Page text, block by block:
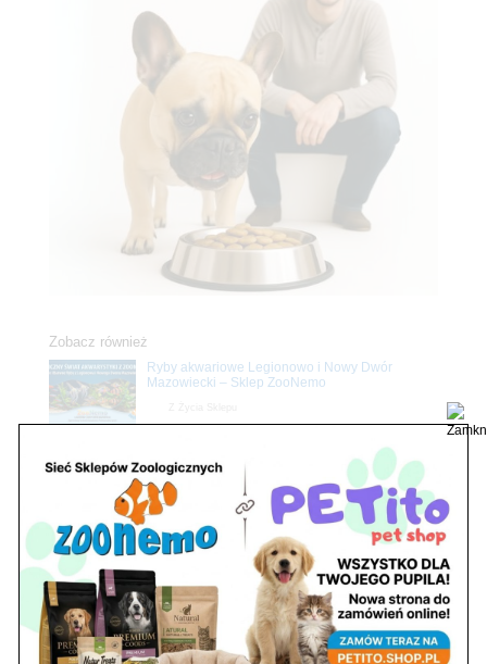
Zobacz również
Ryby akwariowe Legionowo i Nowy Dwór
Mazowiecki – Sklep ZooNemo
Z Życia Sklepu
rośliny akwariowe w ZooNemo – Legionowo i
Nowy Dwór Mazowiecki
Upały wracają! Zadbaj o komfort swojego pupila
z matami chłodzącymi ZooNemo
Z Życia Sklepu
Petito Pet Shop – Internetowy Sklep Zoologiczny
Online! Wszystko Dla Twojego Pupila | ZooNemo